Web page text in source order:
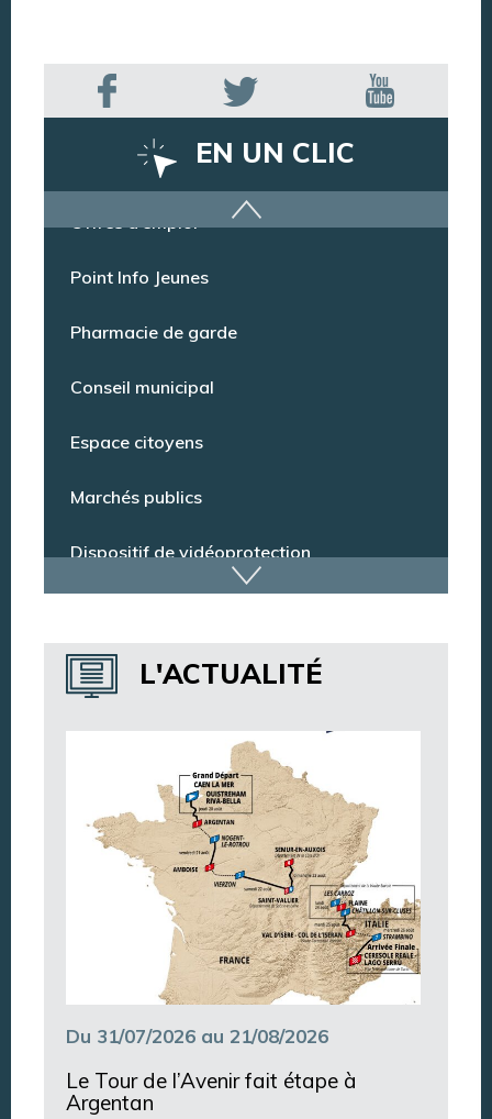
EN UN CLIC
Dispositif de vidéoprotection
Annuaire des services
Annuaire des associations
Argentan Aujourd’hui
L'ACTUALITÉ
Du 31/07/2026 au 21/08/2026
Le Tour de l’Avenir fait étape à
Argentan